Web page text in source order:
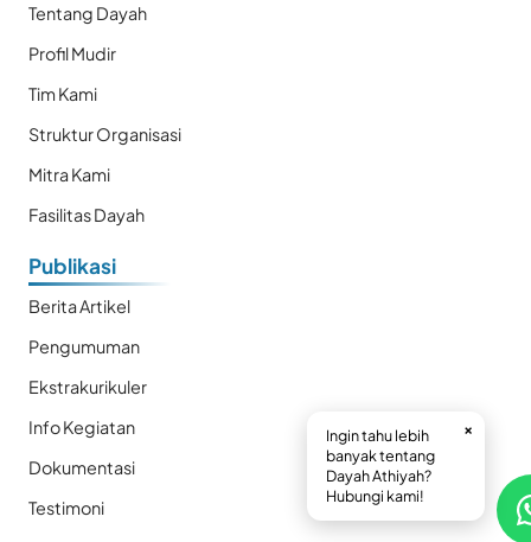
Tentang Dayah
Profil Mudir
Tim Kami
Struktur Organisasi
Mitra Kami
Fasilitas Dayah
Publikasi
Berita Artikel
Pengumuman
Ekstrakurikuler
Info Kegiatan
Dokumentasi
Testimoni
Ingin tahu lebih
banyak tentang
Dayah Athiyah?
Hubungi kami!
×